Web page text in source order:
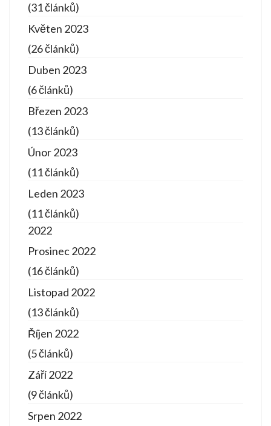
(31 článků)
Květen 2023
(26 článků)
Duben 2023
(6 článků)
Březen 2023
(13 článků)
Únor 2023
(11 článků)
Leden 2023
(11 článků)
2022
Prosinec 2022
(16 článků)
Listopad 2022
(13 článků)
Říjen 2022
(5 článků)
Září 2022
(9 článků)
Srpen 2022